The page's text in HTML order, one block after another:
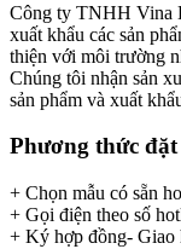
Công ty TNHH Vina
xuất khẩu các sản
thiện với môi trường
Chúng tôi nhận sản
sản phẩm và xuất
Phương thức
+ Chọn mẫu có sẵn
+ Gọi điện theo số
+ Ký hợp đồng- Giao